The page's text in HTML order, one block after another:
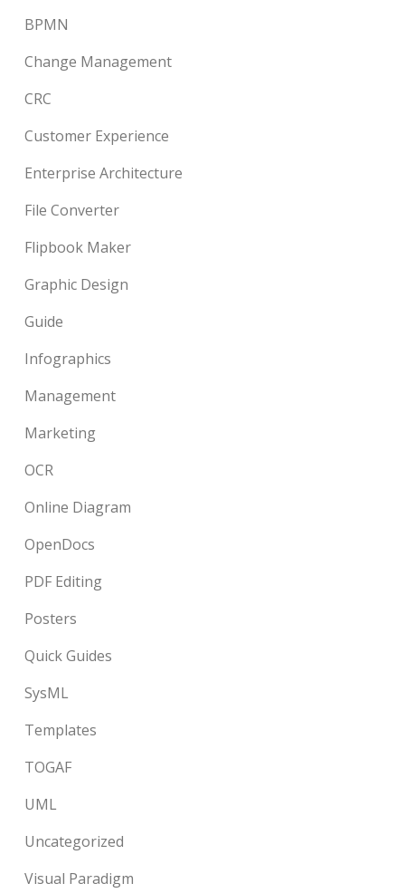
BPMN
Change Management
CRC
Customer Experience
Enterprise Architecture
File Converter
Flipbook Maker
Graphic Design
Guide
Infographics
Management
Marketing
OCR
Online Diagram
OpenDocs
PDF Editing
Posters
Quick Guides
SysML
Templates
TOGAF
UML
Uncategorized
Visual Paradigm